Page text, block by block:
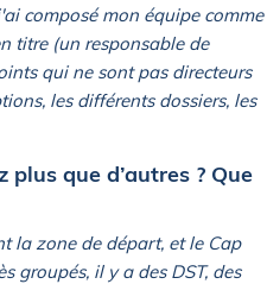
composé mon équipe comme
titre (un responsable de
qui ne sont pas directeurs
les différents dossiers, les
que d’autres ? Que
la zone de départ, et le Cap
groupés, il y a des DST, des